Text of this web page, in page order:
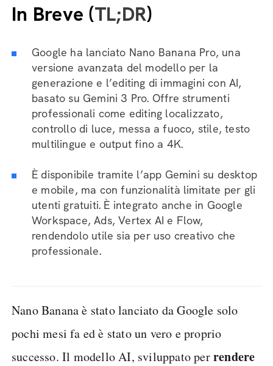
In Breve (TL;DR)
Google ha lanciato Nano Banana Pro, una
versione avanzata del modello per la
generazione e l’editing di immagini con AI,
basato su Gemini 3 Pro. Offre strumenti
professionali come editing localizzato,
controllo di luce, messa a fuoco, stile, testo
multilingue e output fino a 4K.
È disponibile tramite l’app Gemini su desktop
e mobile, ma con funzionalità limitate per gli
utenti gratuiti. È integrato anche in Google
Workspace, Ads, Vertex AI e Flow,
rendendolo utile sia per uso creativo che
professionale.
Nano Banana è stato lanciato da Google solo
pochi mesi fa ed è stato un vero e proprio
successo. Il modello AI, sviluppato perrendere